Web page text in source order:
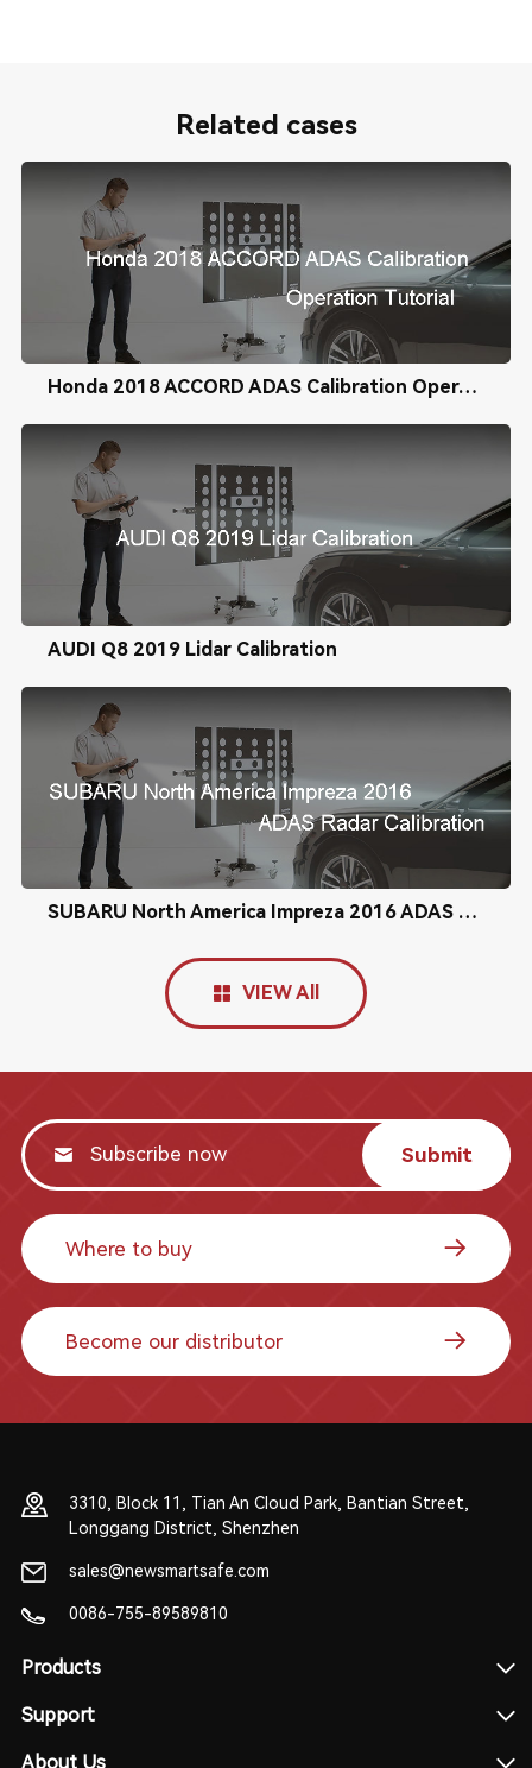
Related cases
Honda 2018 ACCORD ADAS Calibration Operation Tutorial
AUDI Q8 2019 Lidar Calibration
SUBARU North America Impreza 2016 ADAS Radar Calibration
VIEW All
Submit
Where to buy
Become our distributor
3310, Block 11, Tian An Cloud Park, Bantian Street,
Longgang District, Shenzhen
sales@newsmartsafe.com
0086-755-89589810
Products
Support
About Us